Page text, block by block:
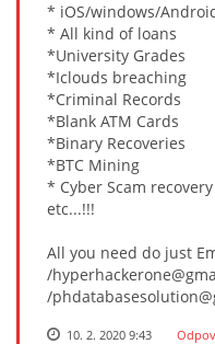
* iOS/windows/
* All kind of loans
*University Grades
*Iclouds breaching
*Criminal Records
*Blank ATM Cards
*Binary Recoveries
*BTC Mining
* Cyber Scam recovery
etc...!!!
All you need do just
/
/
10. 2. 2020 9:43